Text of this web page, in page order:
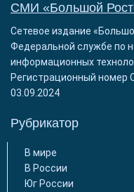
СМИ «Большой
Сетевое издание
Федеральной службе по
информационных
Регистрационный
03.09.2024
Рубрикатор
В мире
В России
Юг России